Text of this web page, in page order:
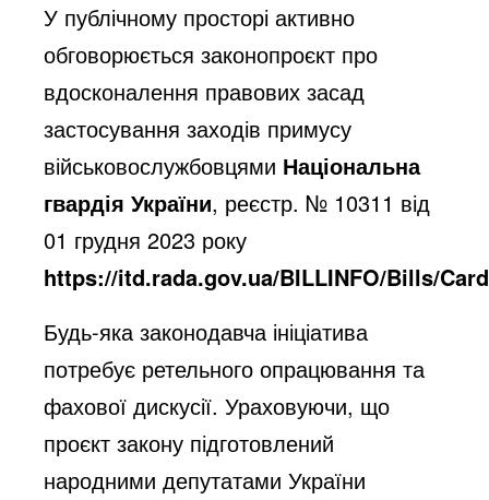
У публічному просторі активно
обговорюється законопроєкт про
вдосконалення правових засад
застосування заходів примусу
військовослужбовцями Національна
гвардія України, реєстр. № 10311 від
01 грудня 2023 року
https://itd.rada.gov.ua/BILLINFO/Bills/
Будь-яка законодавча ініціатива
потребує ретельного опрацювання та
фахової дискусії. Ураховуючи, що
проєкт закону підготовлений
народними депутатами України